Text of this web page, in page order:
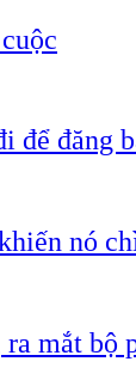
để đăng
nó
mắt bộ